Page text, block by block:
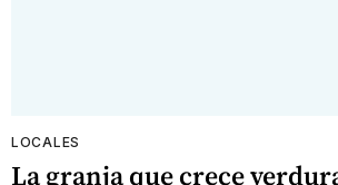
LOCALES
La granja que crece